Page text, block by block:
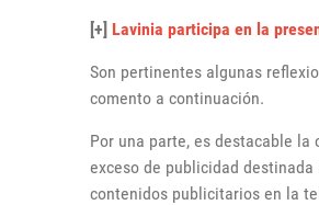
[+] Lavinia participa en la
Son pertinentes algunas
comento a continuación.
Por una parte, es destacable
exceso de publicidad
contenidos publicitarios en la